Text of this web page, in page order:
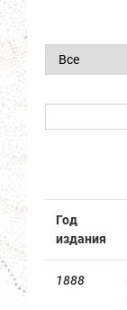
Год
издания
1888